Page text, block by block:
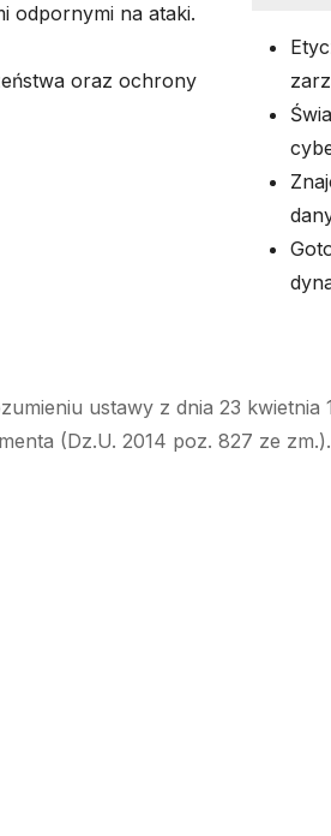
odpornymi na ataki.
oraz ochrony
ustawy z dnia 23
(Dz.U. 2014 poz. 827 ze zm.).